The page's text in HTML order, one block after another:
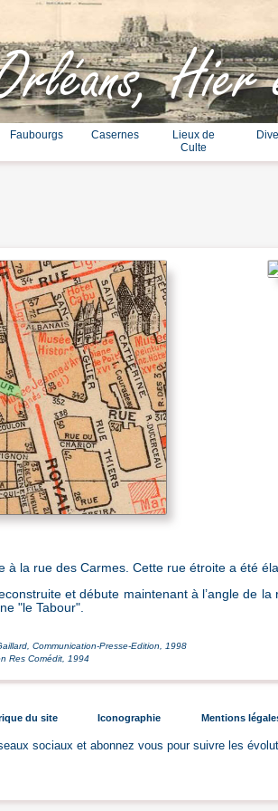
Hier
Faubourgs Casernes
Lieux de
Culte
à la rue des Carmes. Cette rue étroite a été
et débute maintenant à l’angle de
"le Tabour".
Communication-Presse-Edition, 1998
Res Comédit, 1994
du site Iconographie Mentions
sociaux et abonnez vous pour suivre les